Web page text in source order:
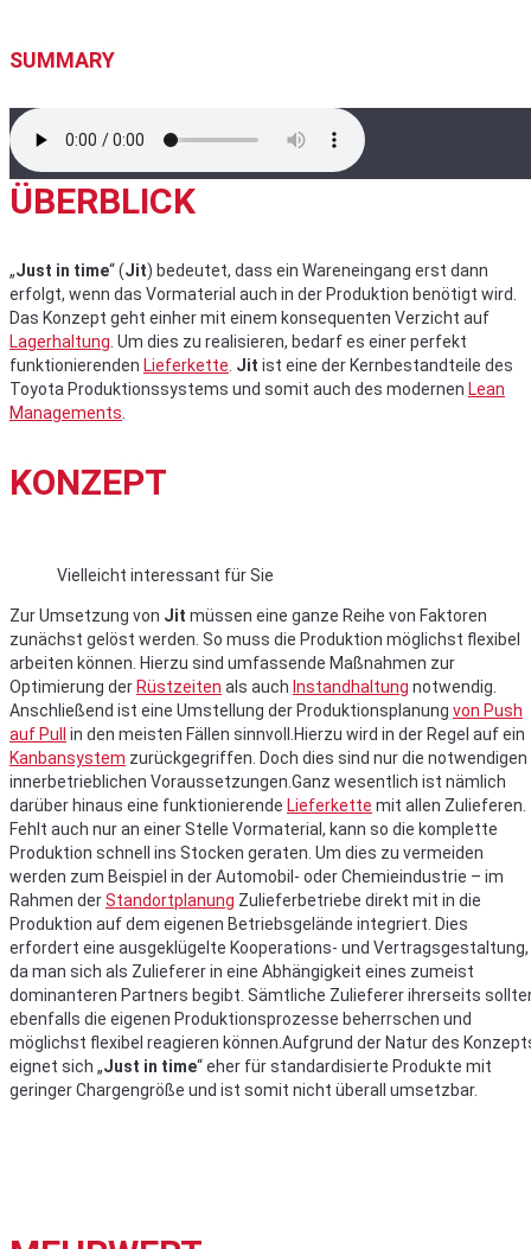
SUMMARY
ÜBERBLICK
„Just in time“ (Jit) bedeutet, dass ein Wareneingang erst dann
erfolgt, wenn das Vormaterial auch in der Produktion benötigt wird.
Das Konzept geht einher mit einem konsequenten Verzicht auf
Lagerhaltung . Um dies zu realisieren, bedarf es einer perfekt
funktionierenden Lieferkette Jit ist eine der Kernbestandteile des
Toyota Produktionssystems und somit auch des modernen Lean
Managements
KONZEPT
Vielleicht interessant für Sie
Zur Umsetzung von Jit müssen eine ganze Reihe von Faktoren
zunächst gelöst werden. So muss die Produktion möglichst flexibel
arbeiten können. Hierzu sind umfassende Maßnahmen zur
Optimierung der Rüstzeiten als auch Instandhaltung notwendig.
Anschließend ist eine Umstellung der Produktionsplanung von Push
auf Pull
in den meisten Fällen sinnvoll.Hierzu wird in der Regel auf ein
Kanbansystem zurückgegriffen. Doch dies sind nur die notwendigen
innerbetrieblichen Voraussetzungen.Ganz wesentlich ist nämlich
darüber hinaus eine funktionierende Lieferkette mit allen Zulieferen.
Fehlt auch nur an einer Stelle Vormaterial, kann so die komplette
Produktion schnell ins Stocken geraten. Um dies zu vermeiden
werden zum Beispiel in der Automobil- oder Chemieindustrie – im
Rahmen derStandortplanung Zulieferbetriebe direkt mit in die
Produktion auf dem eigenen Betriebsgelände integriert. Dies
erfordert eine ausgeklügelte Kooperations- und Vertragsgestaltung,
da man sich als Zulieferer in eine Abhängigkeit eines zumeist
dominanteren Partners begibt. Sämtliche Zulieferer ihrerseits
ebenfalls die eigenen Produktionsprozesse beherrschen und
möglichst flexibel reagieren können.Aufgrund der Natur des
eignet sich „Just in time“ eher für standardisierte Produkte mit
geringer Chargengröße und ist somit nicht überall umsetzbar.